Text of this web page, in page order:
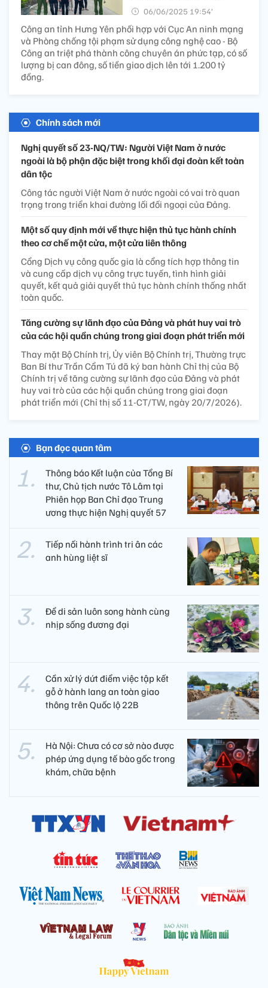
06/06/2025 19:54’
Công an tỉnh Hưng Yên phối hợp với Cục An ninh mạng
và Phòng chống tội phạm sử dụng công nghệ cao - Bộ
Công an triệt phá thành công chuyên án phức tạp, có số
lượng bị can đông, số tiền giao dịch lên tới 1.200 tỷ
đồng.
Chính sách mới
Nghị quyết số 23-NQ/TW: Người Việt Nam ở nước
ngoài là bộ phận đặc biệt trong khối đại đoàn kết toàn
dân tộc
Công tác người Việt Nam ở nước ngoài có vai trò quan
trọng trong triển khai đường lối đối ngoại của Đảng.
Một số quy định mới về thực hiện thủ tục hành chính
theo cơ chế một cửa, một cửa liên thông
Cổng Dịch vụ công quốc gia là cổng tích hợp thông tin
và cung cấp dịch vụ công trực tuyến, tình hình giải
quyết, kết quả giải quyết thủ tục hành chính thống nhất
toàn quốc.
Tăng cường sự lãnh đạo của Đảng và phát huy vai trò
của các hội quần chúng trong giai đoạn phát triển mới
Thay mặt Bộ Chính trị, Ủy viên Bộ Chính trị, Thường trực
Ban Bí thư Trần Cẩm Tú đã ký ban hành Chỉ thị của Bộ
Chính trị về tăng cường sự lãnh đạo của Đảng và phát
huy vai trò của các hội quần chúng trong giai đoạn
phát triển mới (Chỉ thị số 11-CT/TW, ngày 20/7/2026).
Bạn đọc quan tâm
Thông báo Kết luận của Tổng Bí
thư, Chủ tịch nước Tô Lâm tại
Phiên họp Ban Chỉ đạo Trung
ương thực hiện Nghị quyết 57
Tiếp nối hành trình tri ân các
anh hùng liệt sĩ ​
Để di sản luôn song hành cùng
nhịp sống đương đại
Cần xử lý dứt điểm việc tập kết
gỗ ở hành lang an toàn giao
thông trên Quốc lộ 22B
Hà Nội: Chưa có cơ sở nào được
phép ứng dụng tế bào gốc trong
khám, chữa bệnh